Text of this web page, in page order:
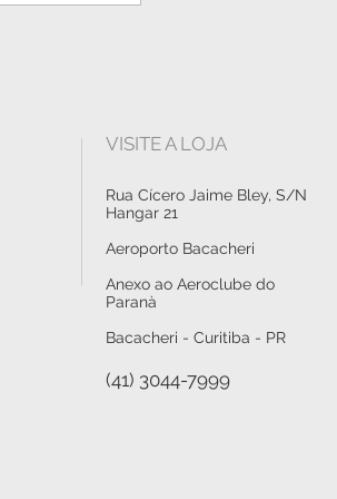
VISITE A LOJA
Rua Cícero Jaime Bley, S/N
Hangar 21
Aeroporto Bacacheri
Anexo ao Aeroclube do
Paranà
Bacacheri - Curitiba - PR
(41) 3044-7999